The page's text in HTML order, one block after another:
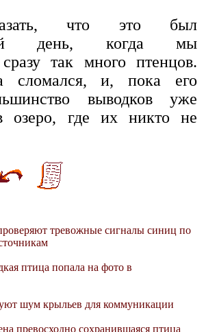
что это был
день, когда мы
так много птенцов.
сломался, и, пока его
выводков уже
озеро, где их никто не
тревожные сигналы синиц по
птица попала на фото в
шум крыльев для коммуникации
превосходно сохранившаяся птица